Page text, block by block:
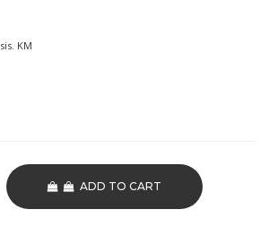
sis. KM
ADD TO CART